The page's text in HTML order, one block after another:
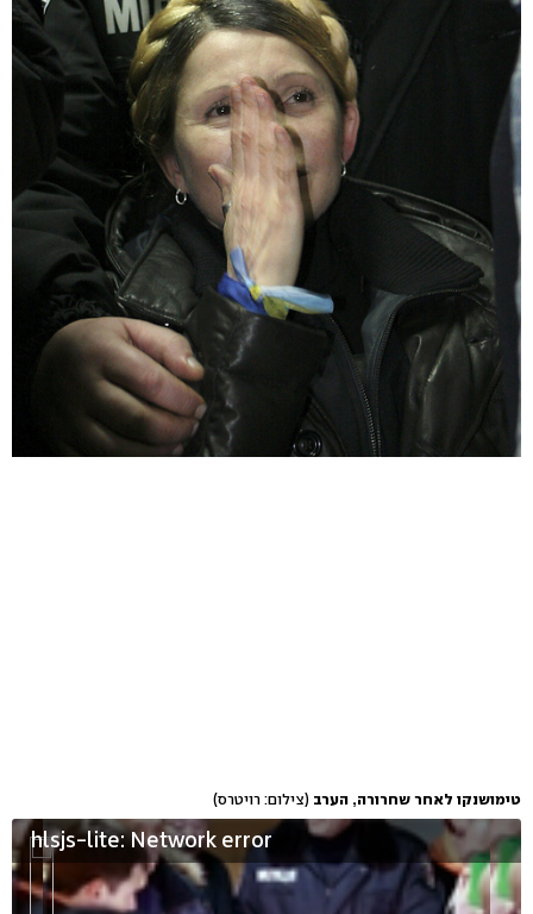
טימושנקו לאחר שחרורה, הערב (צילום: רויטרס)
hlsjs-lite: Network error